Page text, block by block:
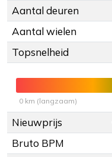
Aantal deuren
Aantal wielen
Topsnelheid
0 km (langzaam)
Nieuwprijs
Bruto BPM